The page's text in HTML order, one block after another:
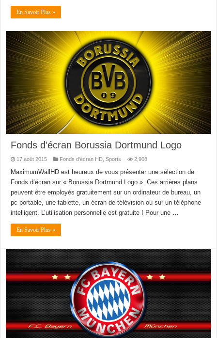
En Savoir Plus »
Fonds d’écran Borussia Dortmund Logo
17 août 2015 Fonds d'écran HD ,Sports 2,908
MaximumWallHD est heureux de vous présenter une sélection de
Fonds d’écran sur « Borussia Dortmund Logo ». Ces arrières plans
peuvent être employés gratuitement sur un ordinateur de bureau, un
pc portable, une tablette, un écran de télévision ou sur un téléphone
intelligent. L’utilisation personnelle est gratuite ! Pour une …
En Savoir Plus »